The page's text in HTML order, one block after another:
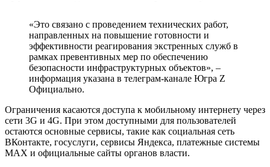
«Это связано с проведением технических работ,
направленных на повышение готовности и
эффективности реагирования экстренных служб в
рамках превентивных мер по обеспечению
безопасности инфраструктурных объектов», –
информация указана в телеграм-канале Югра Z
Официально.
Ограничения касаются доступа к мобильному интернету через
сети 3G и 4G. При этом доступными для пользователей
остаются основные сервисы, такие как социальная сеть
ВКонтакте, госуслуги, сервисы Яндекса, платежные системы
MAX и официальные сайты органов власти.